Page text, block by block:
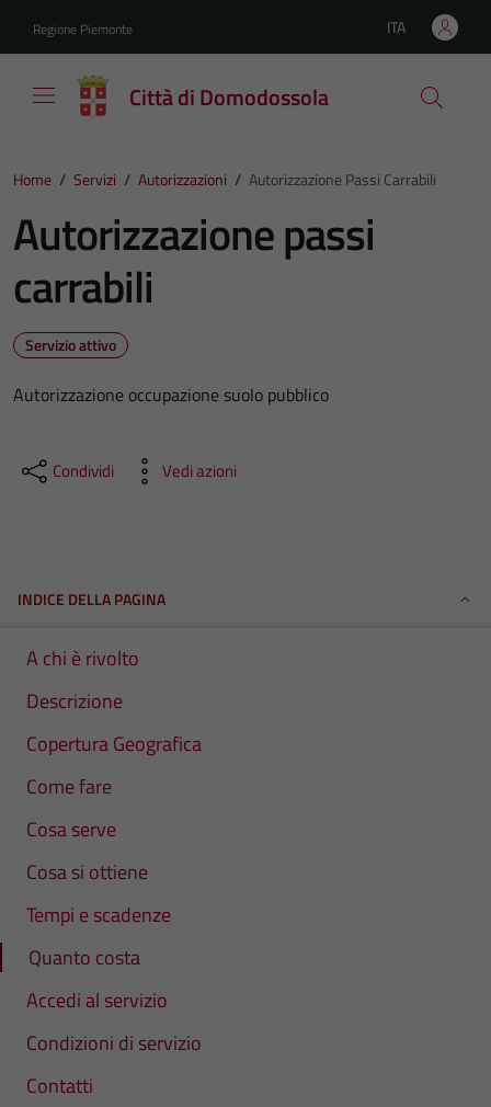
Regione Piemonte Lingua attiva:
ITA
Città di Domodossola
Home / Servizi / Autorizzazioni / Autorizzazione Passi Carrabili
Autorizzazione passi
carrabili
Servizio attivo
Autorizzazione occupazione suolo pubblico
Condividi Vedi azioni
INDICE DELLA PAGINA
A chi è rivolto
Descrizione
Copertura Geografica
Come fare
Cosa serve
Cosa si ottiene
Tempi e scadenze
Quanto costa
Accedi al servizio
Condizioni di servizio
Contatti